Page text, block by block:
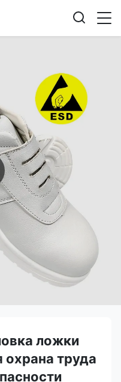
ложки
труда